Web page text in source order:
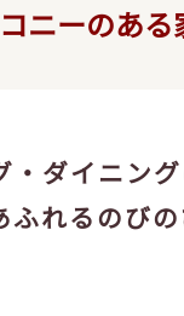
ニーのある
・ダイニン
れるのびの